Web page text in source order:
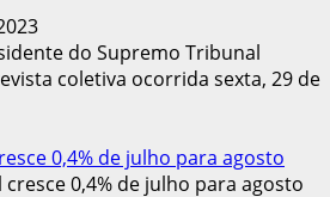
do Supremo Tribunal
coletiva ocorrida sexta, 29 de
0,4% de julho para agosto